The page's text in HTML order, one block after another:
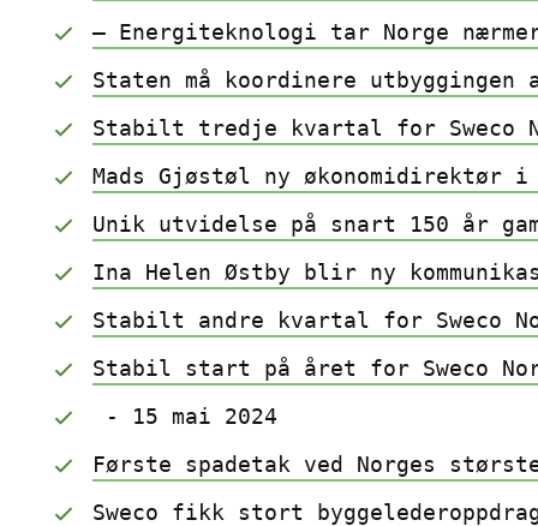
– Energiteknologi tar Norge
Staten må koordinere utbyggingen
Stabilt tredje kvartal for Sweco
Mads Gjøstøl ny økonomidirektør i
Unik utvidelse på snart 150 år
Ina Helen Østby blir ny
Stabilt andre kvartal for Sweco
Stabil start på året for Sweco
- 15 mai 2024
Første spadetak ved Norges
Sweco fikk stort